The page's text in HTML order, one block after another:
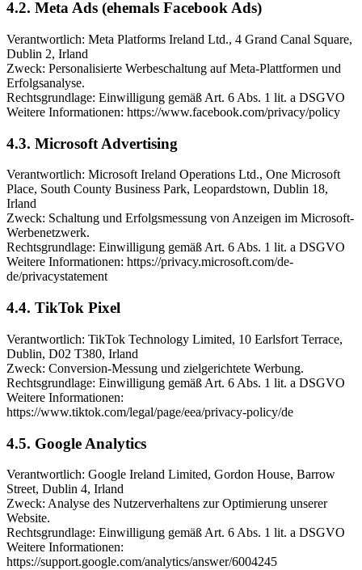
4.2. Meta Ads (ehemals Facebook Ads)
Verantwortlich: Meta Platforms Ireland Ltd., 4 Grand Canal Square,
Dublin 2, Irland
Zweck: Personalisierte Werbeschaltung auf Meta-Plattformen und
Erfolgsanalyse.
Rechtsgrundlage: Einwilligung gemäß Art. 6 Abs. 1 lit. a DSGVO
Weitere Informationen: https://www.facebook.com/privacy/policy
4.3. Microsoft Advertising
Verantwortlich: Microsoft Ireland Operations Ltd., One Microsoft
Place, South County Business Park, Leopardstown, Dublin 18,
Irland
Zweck: Schaltung und Erfolgsmessung von Anzeigen im Microsoft-
Werbenetzwerk.
Rechtsgrundlage: Einwilligung gemäß Art. 6 Abs. 1 lit. a DSGVO
Weitere Informationen: https://privacy.microsoft.com/de-
de/privacystatement
4.4. TikTok Pixel
Verantwortlich: TikTok Technology Limited, 10 Earlsfort Terrace,
Dublin, D02 T380, Irland
Zweck: Conversion-Messung und zielgerichtete Werbung.
Rechtsgrundlage: Einwilligung gemäß Art. 6 Abs. 1 lit. a DSGVO
Weitere Informationen:
https://www.tiktok.com/legal/page/eea/privacy-policy/de
4.5. Google Analytics
Verantwortlich: Google Ireland Limited, Gordon House, Barrow
Street, Dublin 4, Irland
Zweck: Analyse des Nutzerverhaltens zur Optimierung unserer
Website.
Rechtsgrundlage: Einwilligung gemäß Art. 6 Abs. 1 lit. a DSGVO
Weitere Informationen:
https://support.google.com/analytics/answer/6004245